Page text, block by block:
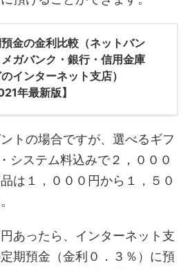
金の金利比較（ネットバン
ガバンク・銀行・信用金庫
インターネット支店）
年最新版】
トの場合ですが、選べるギフ
システム料込みで２，０００
は１，０００円から１，５０
あったら、インターネット支
期預金（金利０．３％）に預